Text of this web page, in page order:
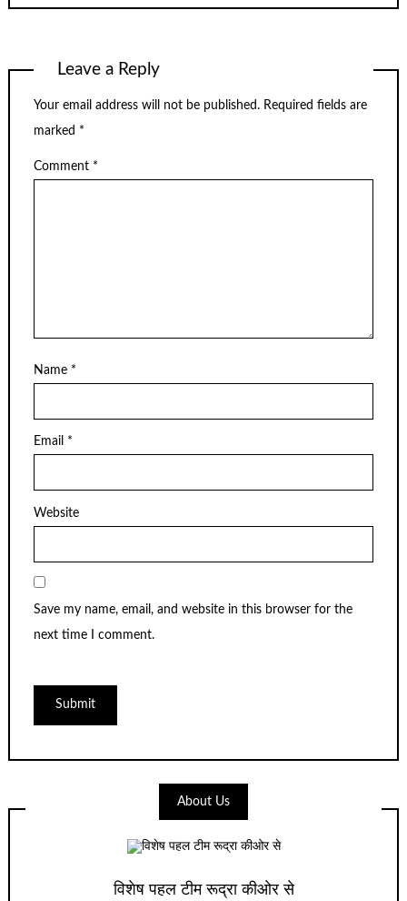
Leave a Reply
Your email address will not be published. Required fields are
marked *
Comment *
Name *
Email *
Website
Save my name, email, and website in this browser for the
next time I comment.
About Us
विशेष पहल टीम रूद्रा कीओर से